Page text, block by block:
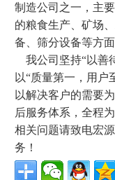
制造公司之一，主
的粮食生产、矿场
备、筛分设备等方
我公司坚持“以善
以“质量第一，用户
以解决客户的需要
后服务体系，全程
相关问题请致电宏
务！